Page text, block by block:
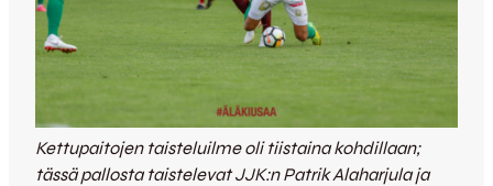
Kettupaitojen taisteluilme oli tiistaina kohdillaan;
tässä pallosta taistelevat JJK:n Patrik Alaharjula ja